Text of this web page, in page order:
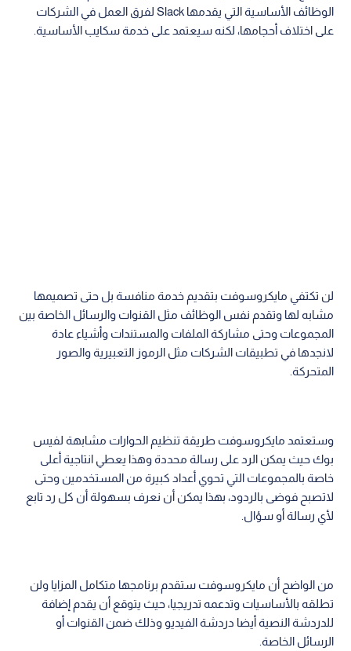
الوظائف الأساسية التي يقدمها Slack لفرق العمل في الشركات
على اختلاف أحجامها، لكنه سيعتمد على خدمة سكايب الأساسية.
لن تكتفي مايكروسوفت بتقديم خدمة منافسة بل حتى تصميمها
مشابه لها وتقدم نفس الوظائف مثل القنوات والرسائل الخاصة بين
المجموعات وحتى مشاركة الملفات والمستندات وأشياء عادة
لانجدها في تطبيقات الشركات مثل الرموز التعبيرية والصور
المتحركة.
وستعتمد مايكروسوفت طريقة تنظيم الحوارات مشابهة لفيس
بوك حيث يمكن الرد على رسالة محددة وهذا يعطي انتاجية أعلى
خاصة بالمجموعات التي تحوي أعداد كبيرة من المستخدمين وحتى
لاتصبح فوضى بالردود، بهذا يمكن أن نعرف بسهولة أن كل رد تابع
لأي رسالة أو سؤال.
من الواضح أن مايكروسوفت ستقدم برنامجها متكامل المزايا ولن
تطلقه بالأساسيات وتدعمه تدريجيا، حيث يتوقع أن يقدم إضافة
للدردشة النصية أيضا دردشة الفيديو وذلك ضمن القنوات أو
الرسائل الخاصة.